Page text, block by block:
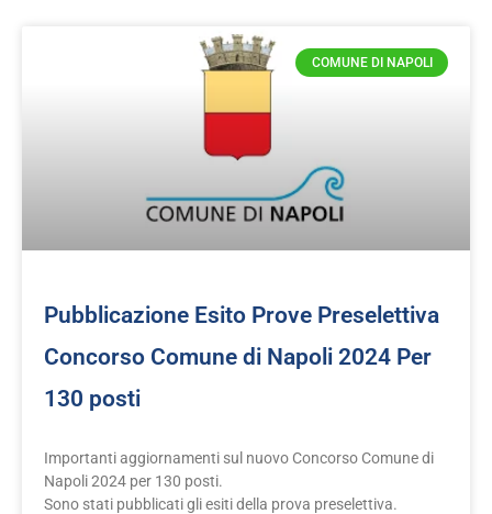
COMUNE DI NAPOLI
Pubblicazione Esito Prove Preselettiva
Concorso Comune di Napoli 2024 Per
130 posti
Importanti aggiornamenti sul nuovo Concorso Comune di
Napoli 2024 per 130 posti.
Sono stati pubblicati gli esiti della prova preselettiva.